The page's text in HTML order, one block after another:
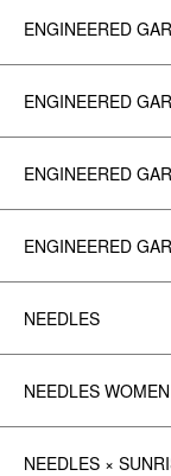
ENGINEERED
ENGINEERED
ENGINEERED
ENGINEERED
NEEDLES
NEEDLES WOMEN
NEEDLES ×